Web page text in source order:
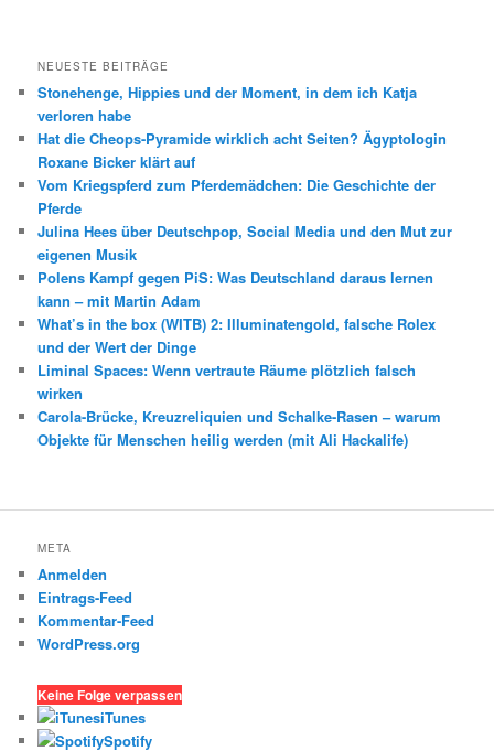
NEUESTE BEITRÄGE
Stonehenge, Hippies und der Moment, in dem ich Katja
verloren habe
Hat die Cheops-Pyramide wirklich acht Seiten? Ägyptologin
Roxane Bicker klärt auf
Vom Kriegspferd zum Pferdemädchen: Die Geschichte der
Pferde
Julina Hees über Deutschpop, Social Media und den Mut zur
eigenen Musik
Polens Kampf gegen PiS: Was Deutschland daraus lernen
kann – mit Martin Adam
What’s in the box (WITB) 2: Illuminatengold, falsche Rolex
und der Wert der Dinge
Liminal Spaces: Wenn vertraute Räume plötzlich falsch
wirken
Carola-Brücke, Kreuzreliquien und Schalke-Rasen – warum
Objekte für Menschen heilig werden (mit Ali Hackalife)
META
Anmelden
Eintrags-Feed
Kommentar-Feed
WordPress.org
Keine Folge verpassen
iTunes
Spotify